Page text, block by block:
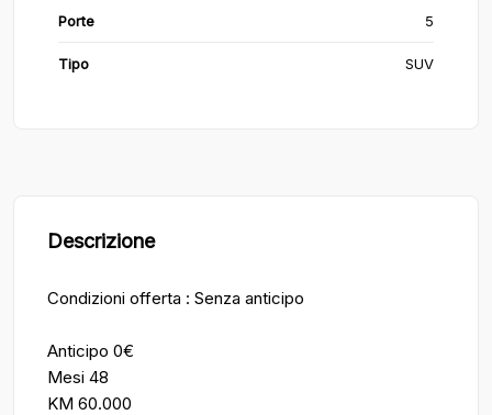
Porte 5
Tipo SUV
Descrizione
Condizioni offerta : Senza anticipo
Anticipo 0€
Mesi 48
KM 60.000